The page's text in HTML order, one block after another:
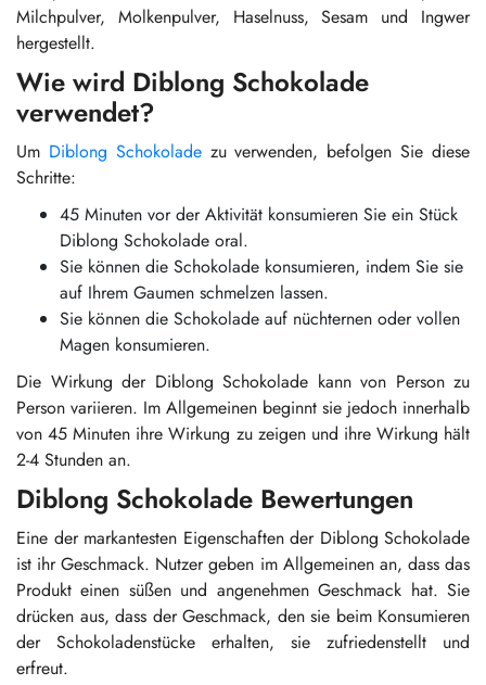
Milchpulver, Molkenpulver, Haselnuss, Sesam und Ingwer
hergestellt.
Wie wird Diblong Schokolade
verwendet?
Um Diblong Schokoladezu verwenden, befolgen Sie diese
Schritte:
45 Minuten vor der Aktivität konsumieren Sie ein Stück
Diblong Schokolade oral.
Sie können die Schokolade konsumieren, indem Sie sie
auf Ihrem Gaumen schmelzen lassen.
Sie können die Schokolade auf nüchternen oder vollen
Magen konsumieren.
Die Wirkung der Diblong Schokolade kann von Person zu
Person variieren. Im Allgemeinen beginnt sie jedoch innerhalb
von 45 Minuten ihre Wirkung zu zeigen und ihre Wirkung hält
2-4 Stunden an.
Diblong Schokolade Bewertungen
Eine der markantesten Eigenschaften der Diblong Schokolade
ist ihr Geschmack. Nutzer geben im Allgemeinen an, dass das
Produkt einen süßen und angenehmen Geschmack hat. Sie
drücken aus, dass der Geschmack, den sie beim Konsumieren
der Schokoladenstücke erhalten, sie zufriedenstellt und
erfreut.